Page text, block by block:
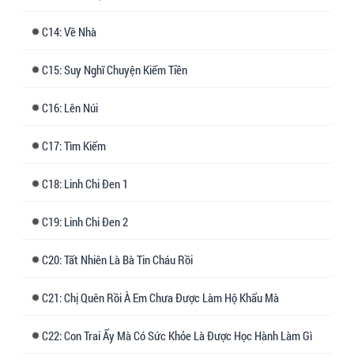
14: Về Nhà
15: Suy Nghĩ Chuyện Kiếm Tiền
16: Lên Núi
17: Tìm Kiếm
18: Linh Chi Đen 1
19: Linh Chi Đen 2
20: Tất Nhiên Là Bà Tin Cháu Rồi
21: Chị Quên Rồi À Em Chưa Được Làm Hộ Khẩu Mà
22: Con Trai Ấy Mà Có Sức Khỏe Là Được Học Hành Làm Gì